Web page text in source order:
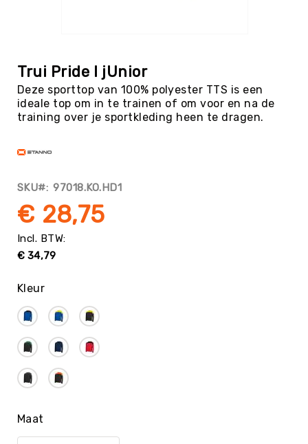
Basketbal
Beachvolleybal
Boksen
Cricket
Darts
Evenementen
Fitness
het
begin
van
de
afbeeldingen-
Trui Pride I jUnior
Deze sporttop van 100% polyester TTS is een
ideale top om in te trainen of om voor en na de
training over je sportkleding heen te dragen.
SKU 97018.KO.HD1
€ 34,79
€ 28,75
Kleur
Maat